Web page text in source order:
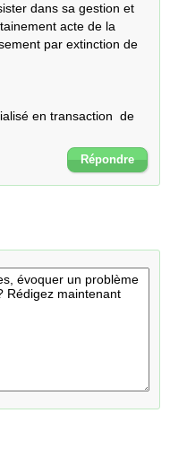
dans sa gestion et
acte de la
par extinction de
en transaction  de
Répondre